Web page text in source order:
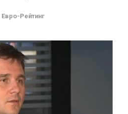
Евро-Рейтинг